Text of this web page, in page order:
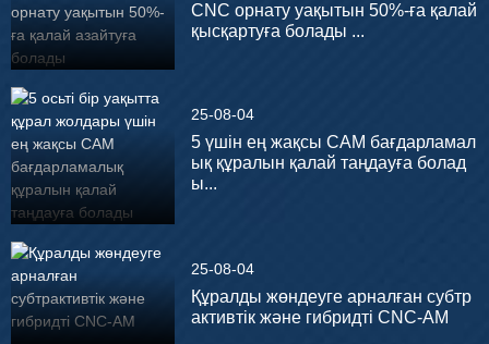
CNC орнату уақытын 50%-ға қалай
қысқартуға болады ...
25-08-04
5 үшін ең жақсы CAM бағдарламал
ық құралын қалай таңдауға болад
ы...
25-08-04
Құралды жөндеуге арналған субтр
активтік және гибридті CNC-AM